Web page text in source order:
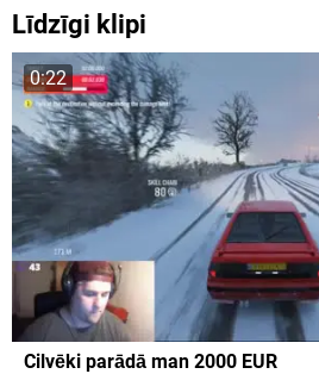
Līdzīgi klipi
0:22
Cilvēki parādā man 2000 EUR